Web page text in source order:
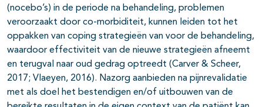
(nocebo’s) in de periode na behandeling, problemen
veroorzaakt door co-morbiditeit, kunnen leiden tot het
oppakken van coping strategieën van voor de behandeling,
waardoor effectiviteit van de nieuwe strategieën afneemt
en terugval naar oud gedrag optreedt (Carver & Scheer,
2017; Vlaeyen, 2016). Nazorg aanbieden na pijnrevalidatie
met als doel het bestendigen en/of uitbouwen van de